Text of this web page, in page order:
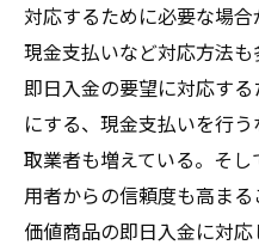
対応するために必要な場
現金支払いなど対応方法
即日入金の要望に対応す
にする、現金支払いを行
取業者も増えている。そ
用者からの信頼度も高ま
価値商品の即日入金に対